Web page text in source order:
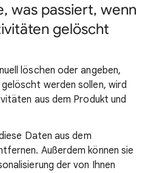
was passiert, wenn
gelöscht
löschen oder angeben,
werden sollen, wird
aus dem Produkt und
Daten aus dem
Außerdem können sie
der von Ihnen